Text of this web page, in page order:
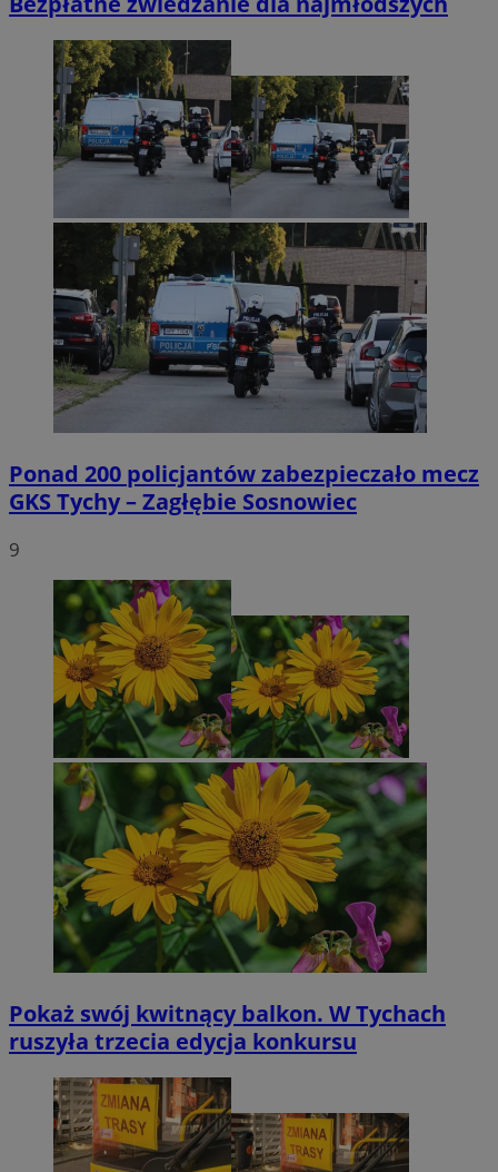
Ponad 200 policjantów zabezpieczało mecz
GKS Tychy – Zagłębie Sosnowiec
9
Pokaż swój kwitnący balkon. W Tychach
ruszyła trzecia edycja konkursu